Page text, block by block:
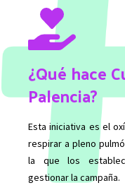
¿Qué hace
Palencia?
Esta iniciativa es el
respirar a pleno
la que los
gestionar la campaña.